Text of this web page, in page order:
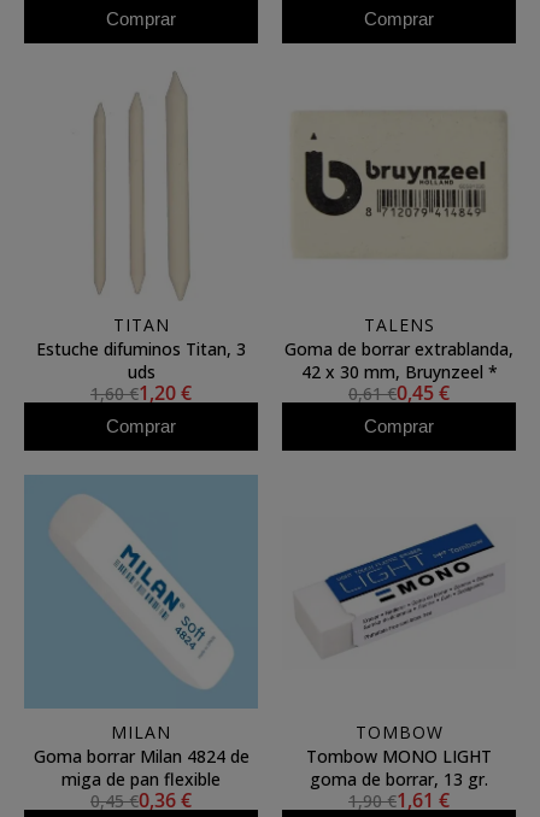
Comprar Comprar
TITAN
Estuche difuminos Titan, 3
uds
1,60 €1,20 €
Comprar
TALENS
Goma de borrar extrablanda,
42 x 30 mm, Bruynzeel *
0,61 €0,45 €
Comprar
MILAN
Goma borrar Milan 4824 de
miga de pan flexible
0,45 €0,36 €
TOMBOW
Tombow MONO LIGHT
goma de borrar, 13 gr.
1,90 €1,61 €